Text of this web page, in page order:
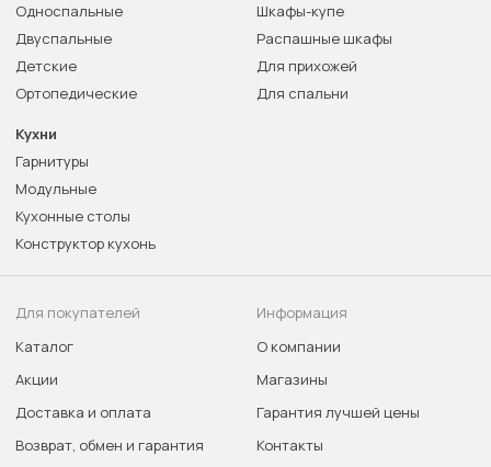
Односпальные
Двуспальные
Детские
Ортопедические
Шкафы-купе
Распашные шкафы
Для прихожей
Для спальни
Кухни
Гарнитуры
Модульные
Кухонные столы
Конструктор кухонь
Для покупателей
Каталог
Акции
Доставка и оплата
Возврат, обмен и гарантия
Информация
О компании
Магазины
Гарантия лучшей цены
Контакты